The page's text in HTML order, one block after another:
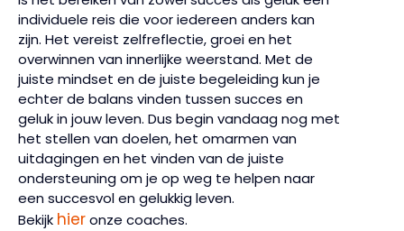
individuele reis die voor iedereen anders kan
zijn. Het vereist zelfreflectie, groei en het
overwinnen van innerlijke weerstand. Met de
juiste mindset en de juiste begeleiding kun je
echter de balans vinden tussen succes en
geluk in jouw leven. Dus begin vandaag nog met
het stellen van doelen, het omarmen van
uitdagingen en het vinden van de juiste
ondersteuning om je op weg te helpen naar
een succesvol en gelukkig leven.
Bekijk hieronze coaches.